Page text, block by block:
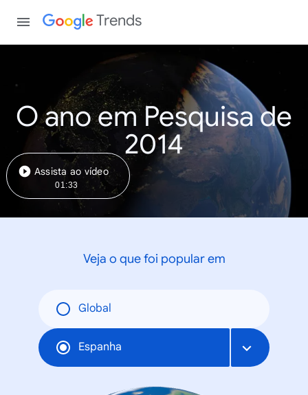
Trends
O ano em Pesquisa de
2014
Assista ao vídeo
01:33
Veja o que foi popular em
Global
Espanha